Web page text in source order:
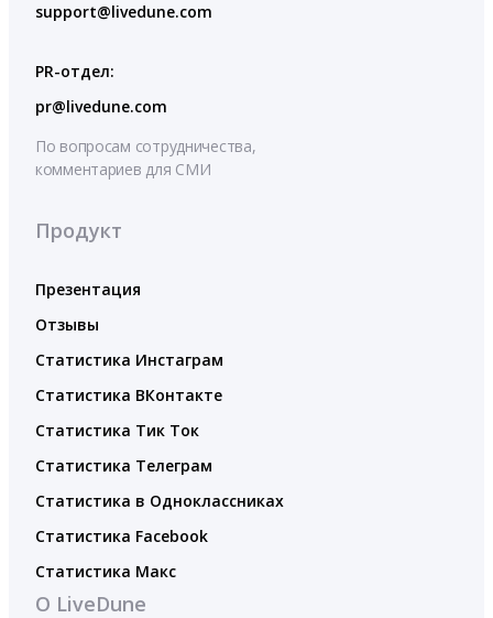
support@livedune.com
PR-отдел:
pr@livedune.com
По вопросам сотрудничества,
комментариев для СМИ
Продукт
Презентация
Отзывы
Статистика Инстаграм
Статистика ВКонтакте
Статистика Тик Ток
Статистика Телеграм
Статистика в Одноклассниках
Статистика Facebook
Статистика Макс
О LiveDune